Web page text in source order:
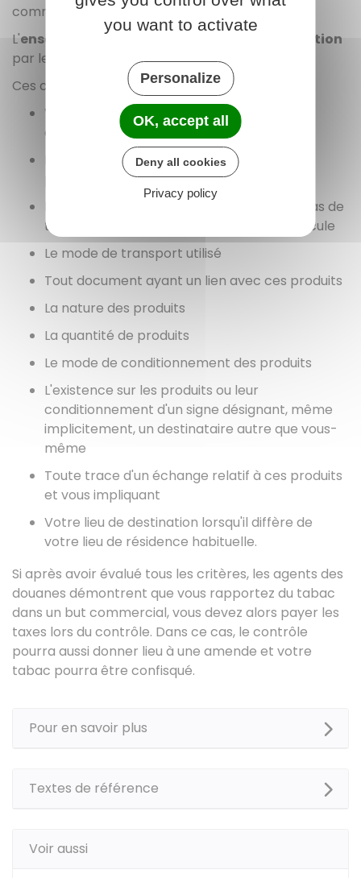
commercial (revente).
L'ensemble des critères
pris en considération
par les agents des douanes.
Ces critères sont les suivants :
Votre activité économique et votre statut
commercial
Les motifs pour lesquels vous détenez ces
Le lieu où se trouvent ces produits ou, en cas de
transport, leur emplacement dans le véhicule
Le mode de transport utilisé
Tout document ayant un lien avec ces produits
La nature des produits
La quantité de produits
Le mode de conditionnement des produits
L'existence sur les produits ou leur
conditionnement d'un signe désignant, même
implicitement, un destinataire autre que vous-
même
Toute trace d'un échange relatif à ces produits
et vous impliquant
Votre lieu de destination lorsqu'il diffère de
votre lieu de résidence habituelle.
Si après avoir évalué tous les critères, les agents des
douanes démontrent que vous rapportez du tabac
dans un but commercial, vous devez alors payer les
taxes lors du contrôle. Dans ce cas, le contrôle
pourra aussi donner lieu à une amende et votre
tabac pourra être confisqué.
Pour en savoir plus
Textes de référence
Voir aussi
you want to activate
Personalize
OK, accept all
Deny all cookies
Privacy policy